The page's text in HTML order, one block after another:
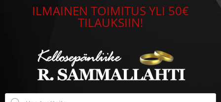
ILMAINEN TOIMITUS YLI 50€
TILAUKSIIN!
Products